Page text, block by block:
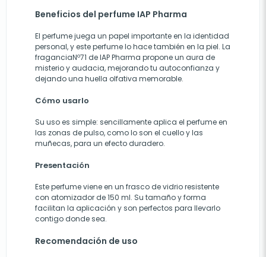
Beneficios del perfume IAP Pharma
El perfume juega un papel importante en la identidad
personal, y este perfume lo hace también en la piel. La
fraganciaNº71 de IAP Pharma propone un aura de
misterio y audacia, mejorando tu autoconfianza y
dejando una huella olfativa memorable.
Cómo usarlo
Su uso es simple: sencillamente aplica el perfume en
las zonas de pulso, como lo son el cuello y las
muñecas, para un efecto duradero.
Presentación
Este perfume viene en un frasco de vidrio resistente
con atomizador de 150 ml. Su tamaño y forma
facilitan la aplicación y son perfectos para llevarlo
contigo donde sea.
Recomendación de uso